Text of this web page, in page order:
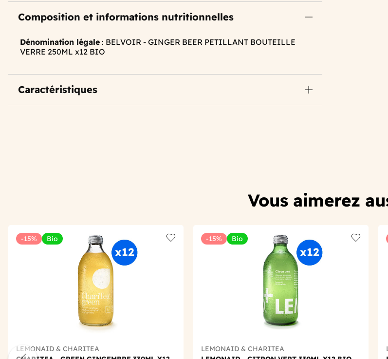
Composition et informations nutritionnelles
Dénomination légale : BELVOIR - GINGER BEER PETILLANT BOUTEILLE
VERRE 250ML x12 BIO
Caractéristiques
Vous aimerez
-15% Bio
Add to wishlist
LEMONAID & CHARITEA
-15% Bio
Add to
LEMONAID & CHARITEA